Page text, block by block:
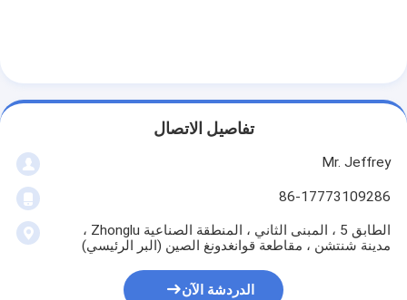
Ecer
مضخة الطين الأفقية
مضخة الطين العمودية
تفاصيل الاتصال
Mr. Jeffrey
86-17773109286
الطابق 5 ، المبنى الثاني ، المنطقة الصناعية Zhonglu ،
مدينة شنتشن ، مقاطعة قوانغدونغ الصين (البر الرئيسي)
الدردشة الآن